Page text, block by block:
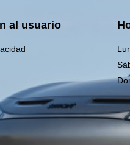
al usuario